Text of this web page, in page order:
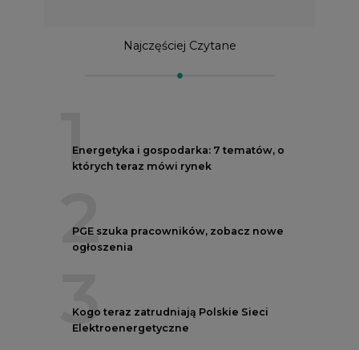
Najczęściej Czytane
1
Energetyka i gospodarka: 7 tematów, o
których teraz mówi rynek
2
PGE szuka pracowników, zobacz nowe
ogłoszenia
3
Kogo teraz zatrudniają Polskie Sieci
Elektroenergetyczne